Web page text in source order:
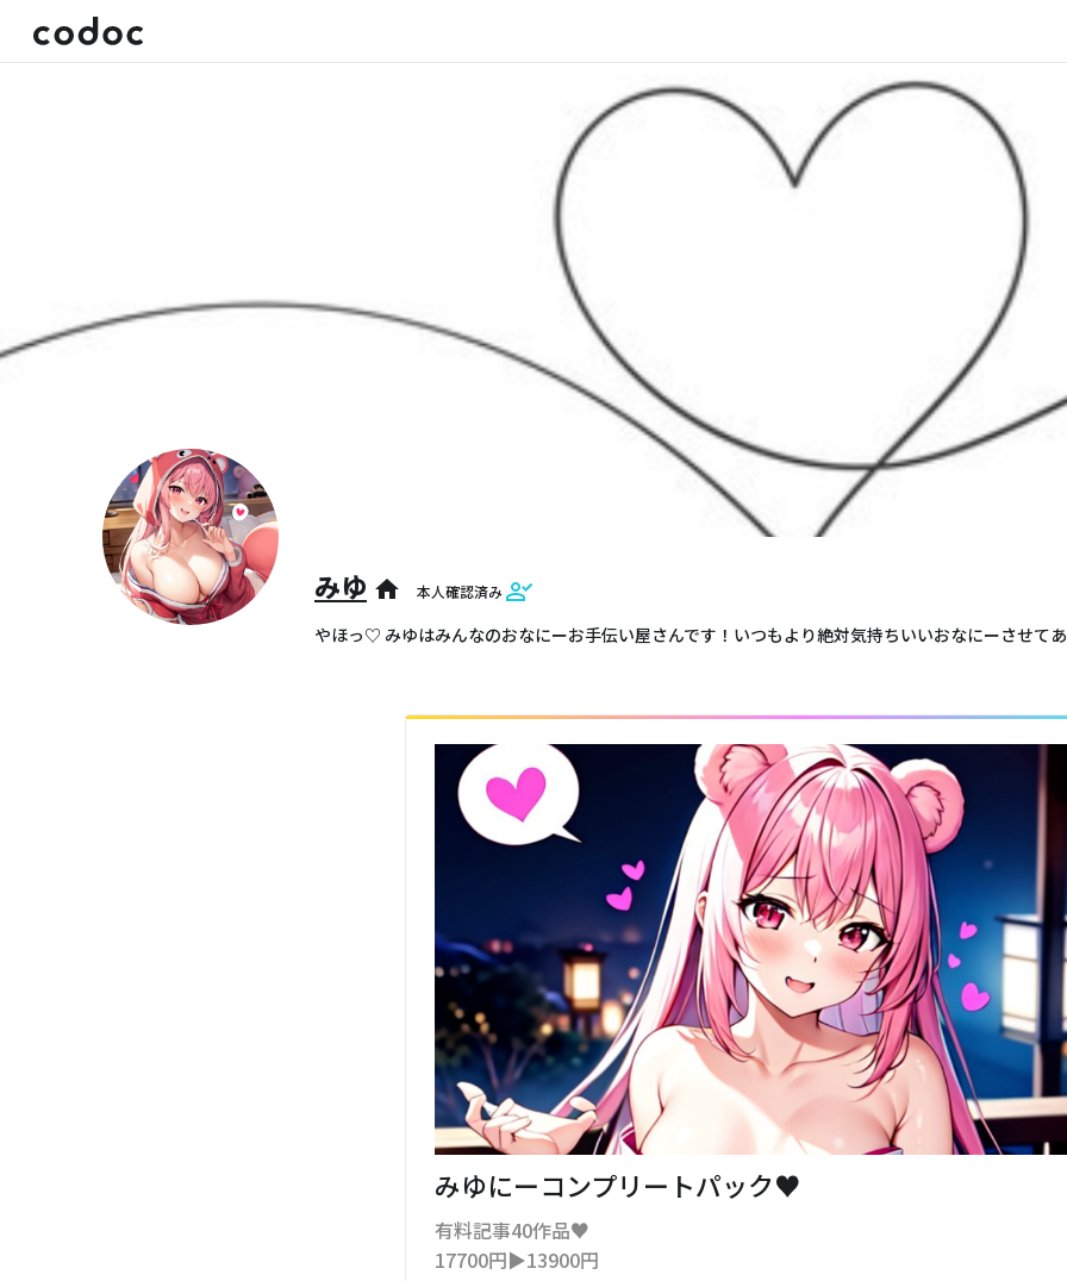
みゆ home 本人確認済み
やほっ♡ みゆはみんなのおなにーお手伝い屋さんです！いつもより絶対気持ちいいおなにーさせて
みゆにーコンプリートパック♥
有料記事40作品♥
17700円▶13900円